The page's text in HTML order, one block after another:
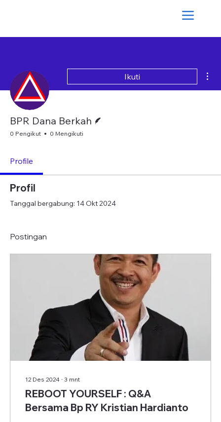
Ikuti
BPR Dana Berkah
0 Pengikut 0 Mengikuti
Profile
Profil
Tanggal bergabung: 14 Okt 2024
Postingan
12 Des 2024 ∙ 3 mnt
REBOOT YOURSELF : Q&A
Bersama Bp RY Kristian Hardianto